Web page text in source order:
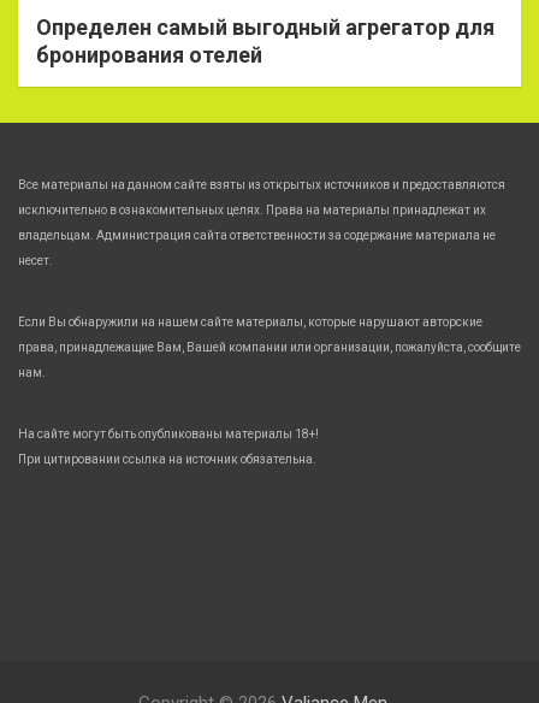
Определен самый выгодный агрегатор для
бронирования отелей
Все материалы на данном сайте взяты из открытых источников и предоставляются
исключительно в ознакомительных целях. Права на материалы принадлежат их
владельцам. Администрация сайта ответственности за содержание материала не
несет.
Если Вы обнаружили на нашем сайте материалы, которые нарушают авторские
права, принадлежащие Вам, Вашей компании или организации, пожалуйста, сообщите
нам.
На сайте могут быть опубликованы материалы 18+!
При цитировании ссылка на источник обязательна.